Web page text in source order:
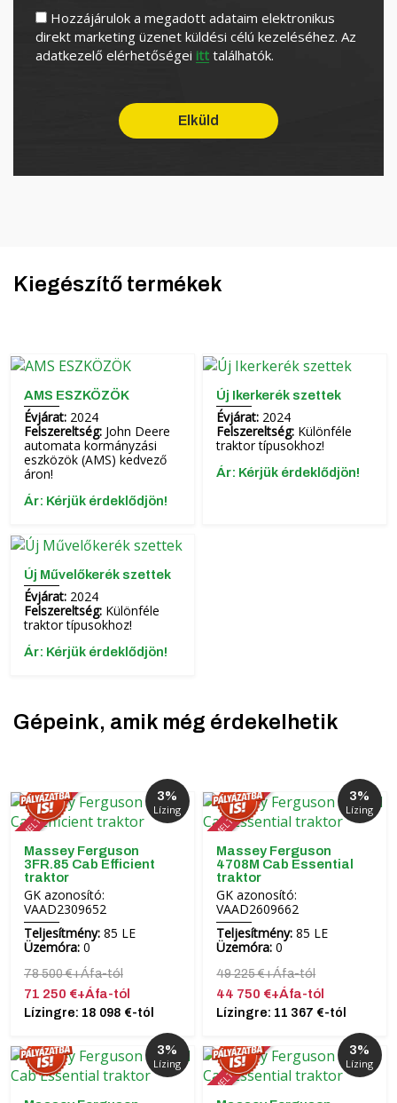
Hozzájárulok a megadott adataim elektronikus
direkt marketing üzenet küldési célú kezeléséhez. Az
adatkezelő elérhetőségei itt találhatók.
Kiegészítő termékek
AMS ESZKÖZÖK
Évjárat: 2024
Felszereltség: John Deere
automata kormányzási
eszközök (AMS) kedvező
áron!
Ár: Kérjük érdeklődjön!
Új Ikerkerék szettek
Évjárat: 2024
Felszereltség: Különféle
traktor típusokhoz!
Ár: Kérjük érdeklődjön!
Új Művelőkerék szettek
Évjárat: 2024
Felszereltség: Különféle
traktor típusokhoz!
Ár: Kérjük érdeklődjön!
Gépeink, amik még érdekelhetik
KIEMELT AKCIÓ! 3%
Lízing
Massey Ferguson
3FR.85 Cab Efficient
traktor
GK azonosító:
VAAD2309652
Teljesítmény: 85 LE
Üzemóra: 0
78 500 €+Áfa-tól
71 250 €+Áfa-tól
Lízingre: 18 098 €-tól
KIEMELT AKCIÓ! 3%
Lízing
Massey Ferguson
4708M Cab Essential
traktor
GK azonosító:
VAAD2609662
Teljesítmény: 85 LE
Üzemóra: 0
49 225 €+Áfa-tól
44 750 €+Áfa-tól
Lízingre: 11 367 €-tól
3%
Lízing KIEMELT AKCIÓ! 3%
Lízing